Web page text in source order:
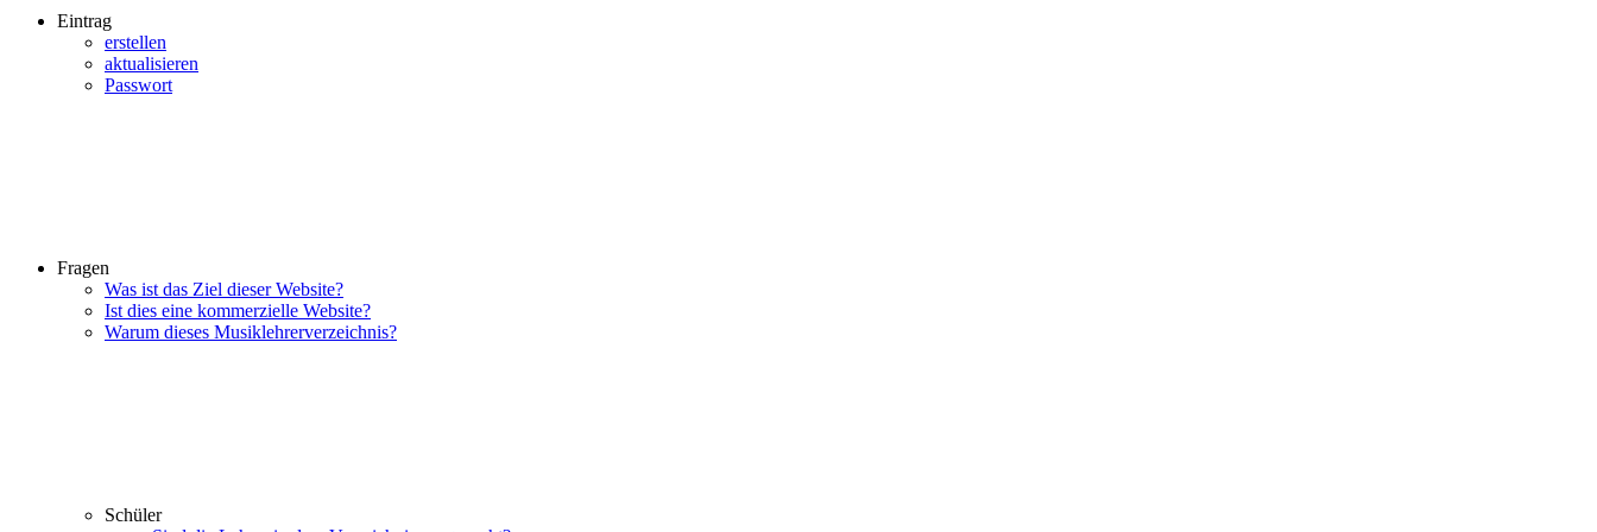
Eintrag
erstellen
aktualisieren
Passwort
Fragen
Was ist das Ziel dieser Website?
Ist dies eine kommerzielle Website?
Warum dieses Musiklehrerverzeichnis?
Schüler